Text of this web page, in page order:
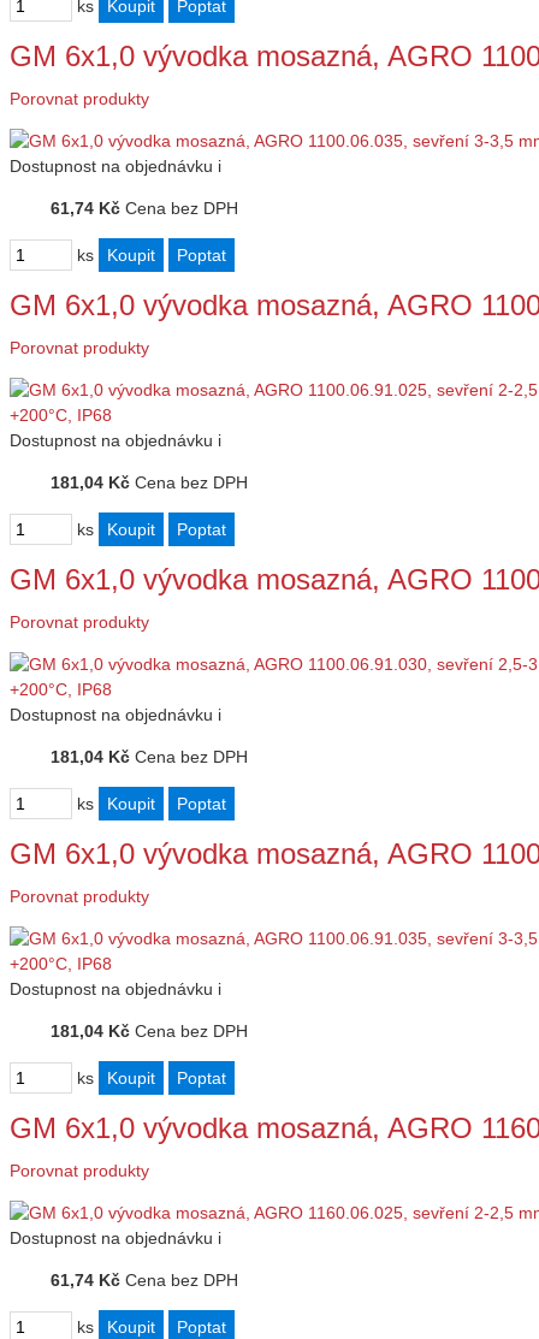
ks
GM 6x1,0 vývodka mosazná, AGRO
Porovnat produkty
Dostupnost na objednávku i
61,74 Kč Cena bez DPH
ks
GM 6x1,0 vývodka mosazná, AGRO
Porovnat produkty
Dostupnost na objednávku i
181,04 Kč Cena bez DPH
ks
GM 6x1,0 vývodka mosazná, AGRO
Porovnat produkty
Dostupnost na objednávku i
181,04 Kč Cena bez DPH
ks
GM 6x1,0 vývodka mosazná, AGRO
Porovnat produkty
Dostupnost na objednávku i
181,04 Kč Cena bez DPH
ks
GM 6x1,0 vývodka mosazná, AGRO
Porovnat produkty
Dostupnost na objednávku i
61,74 Kč Cena bez DPH
ks